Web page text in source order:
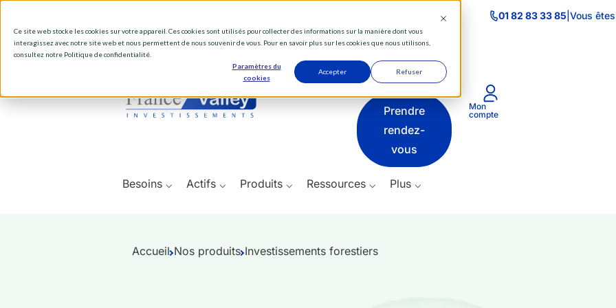
Ce site web stocke les cookies sur votre appareil. Ces cookies sont utilisés pour collecter des informations sur la manière dont vous
interagissez avec notre site web et nous permettent de nous souvenir de vous. Pour en savoir plus sur les cookies que nous utilisons,
consultez notre Politique de confidentialité.
Paramètres du
cookies
Accepter Refuser
01 82 83 33 85 Vous
Actifs
⌵
Ressources
les produits
Prendre
rendez-
vous
Mon
compte
Besoins ⌵ Actifs ⌵ Produits ⌵ Ressources ⌵ Plus ⌵
Accueil Nos produits Investissements forestiers